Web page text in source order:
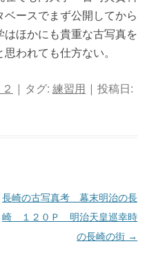
ースでまず公開してから
ほかにも貴重な古写真を
われても仕方ない。
| タグ: 練習用 | 投稿日:
長崎の古写真考 幕末明治の長
崎 １２０Ｐ 明治天皇巡幸時
の長崎の街 →